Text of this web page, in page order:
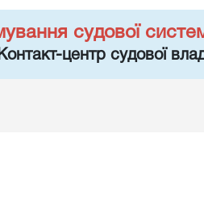
судової
центр судової